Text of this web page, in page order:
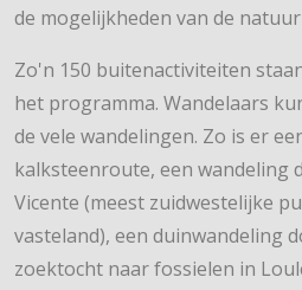
de mogelijkheden van de
Zo'n 150 buitenactiviteiten
het programma. Wandelaars
de vele wandelingen. Zo is er
kalksteenroute, een wandeling
Vicente (meest zuidwestelijke
vasteland), een duinwandeling
zoektocht naar fossielen in